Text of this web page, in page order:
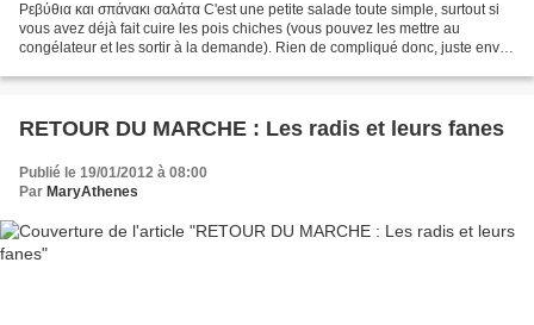
Ρεβύθια και σπάνακι σαλάτα C'est une petite salade toute simple, surtout si
vous avez déjà fait cuire les pois chiches (vous pouvez les mettre au
congélateur et les sortir à la demande). Rien de compliqué donc, juste envie
RETOUR DU MARCHE : Les radis et leurs fanes
Publié le 19/01/2012 à 08:00
Par MaryAthenes